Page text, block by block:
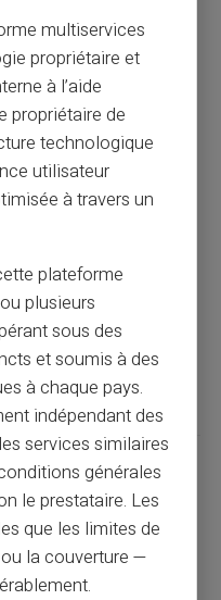
: 3 solutions
être payé
prépayée pour
de rencontres ?
Article suivant
multiservices
propriétaire et
à l’aide
propriétaire de
technologique
utilisateur
à travers un
plateforme
plusieurs
sous des
et soumis à des
à chaque pays.
indépendant des
services similaires
générales
le prestataire. Les
que les limites de
la couverture —